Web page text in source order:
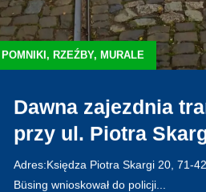
POMNIKI, RZEŹBY, MURALE
Dawna zajezdnia
przy ul. Piotra
Adres:Księdza Piotra Skargi 20, 71-
Büsing wnioskował do policji...